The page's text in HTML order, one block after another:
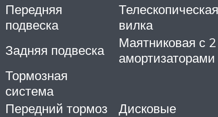
Передняя
подвеска
Телескопическая
вилка
Задняя подвеска
Маятниковая с 2
амортизаторами
Тормозная
система
Передний тормоз
Дисковые